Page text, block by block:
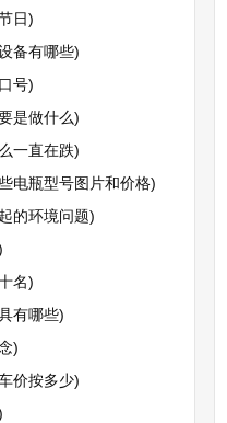
日)
备有哪些)
号)
是做什么)
一直在跌)
电瓶型号图片和价格)
的环境问题)
名)
有哪些)
)
价按多少)